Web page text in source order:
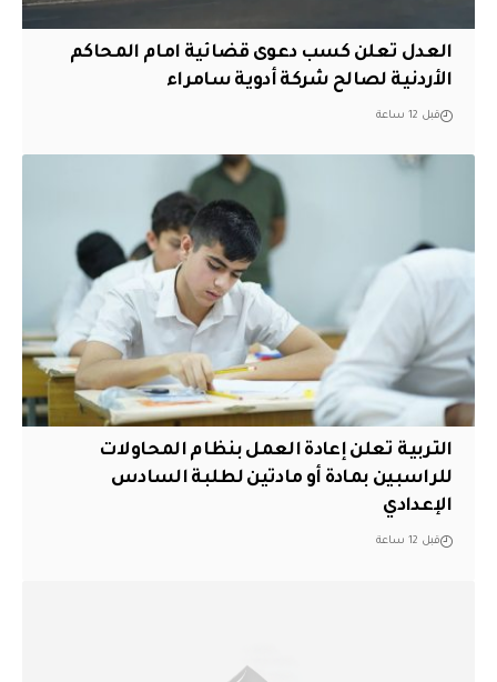
العدل تعلن كسب دعوى قضائية امام المحاكم
الأردنية لصالح شركة أدوية سامراء
قبل 12 ساعة
التربية تعلن إعادة العمل بنظام المحاولات
للراسبين بمادة أو مادتين لطلبة السادس
الإعدادي
قبل 12 ساعة